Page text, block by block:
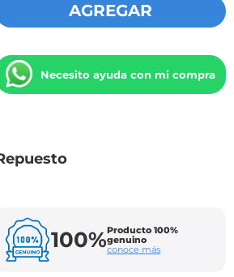
AGREGAR
Necesito ayuda con mi compra
100%Producto 100%
genuino
conoce más